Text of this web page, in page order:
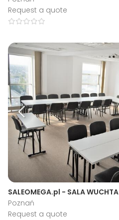
Request a quote
SALEOMEGA.pl - SALA WUCHTA
Poznań
Request a quote